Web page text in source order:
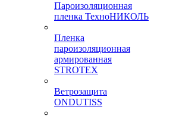
Пароизоляционная
пленка ТехноНИКОЛЬ
Пленка
пароизоляционная
армированная
STROTEX
Ветрозащита
ONDUTISS